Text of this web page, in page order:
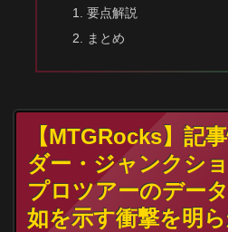
要点解説
まとめ
【MTGRocks】記
ダー・ジャンクショ
プロツアーのデー
如を示す衝撃を明ら